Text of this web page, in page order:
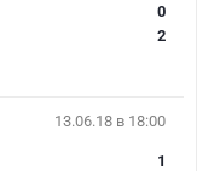
0
2
13.06.18 в 18:00
1